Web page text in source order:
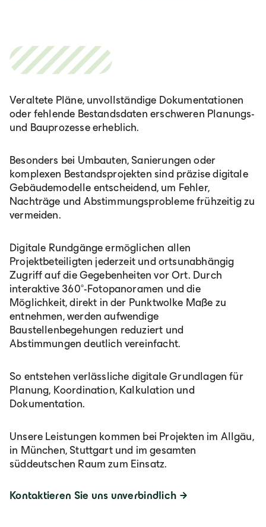
Veraltete Pläne, unvollständige Dokumentationen
oder fehlende Bestandsdaten erschweren Planungs-
und Bauprozesse erheblich.
Besonders bei Umbauten, Sanierungen oder
komplexen Bestandsprojekten sind präzise digitale
Gebäudemodelle entscheidend, um Fehler,
Nachträge und Abstimmungsprobleme frühzeitig zu
vermeiden.
Digitale Rundgänge ermöglichen allen
Projektbeteiligten jederzeit und ortsunabhängig
Zugriff auf die Gegebenheiten vor Ort. Durch
interaktive 360°-Fotopanoramen und die
Möglichkeit, direkt in der Punktwolke Maße zu
entnehmen, werden aufwendige
Baustellenbegehungen reduziert und
Abstimmungen deutlich vereinfacht.
So entstehen verlässliche digitale Grundlagen für
Planung, Koordination, Kalkulation und
Dokumentation.
Unsere Leistungen kommen bei Projekten im Allgäu,
in München, Stuttgart und im gesamten
süddeutschen Raum zum Einsatz.
Kontaktieren Sie uns unverbindlich
România
Lb. română